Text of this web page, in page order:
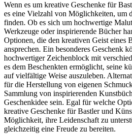
Wenn es um kreative Geschenke für
es eine Vielzahl von Möglichkeiten, um
finden. Ob es sich um hochwertige
Werkzeuge oder inspirierende Bücher
Optionen, die den kreativen Geist eines
ansprechen. Ein besonderes Geschenk
hochwertiger Zeichenblock mit
es dem Beschenkten ermöglicht, seine
auf vielfältige Weise auszuleben.
für die Herstellung von eigenen
Sammlung von inspirierenden
Geschenkidee sein. Egal für welche
kreative Geschenke für Bastler und
Möglichkeit, ihre Leidenschaft zu
gleichzeitig eine Freude zu bereiten.